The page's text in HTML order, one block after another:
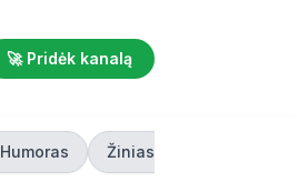
🚀 Pridėk kanalą
Humoras Žiniasklaida